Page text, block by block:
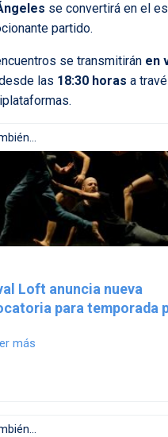
se convertirá en el
partido.
se transmitirán en
las 18:30 horas a
Loft anuncia nueva
para temporada
más